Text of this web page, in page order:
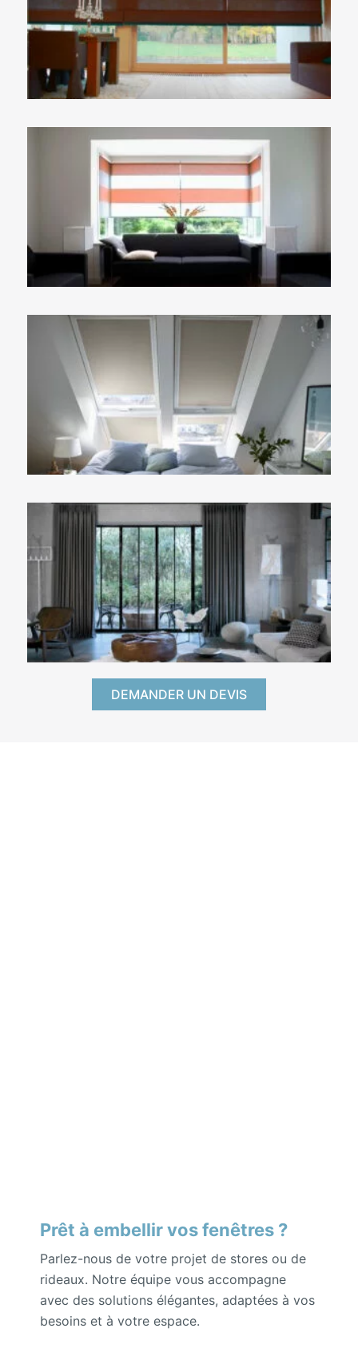
DEMANDER UN DEVIS
Prêt à embellir vos fenêtres ?
Parlez-nous de votre projet de stores ou de
rideaux. Notre équipe vous accompagne
avec des solutions élégantes, adaptées à vos
besoins et à votre espace.